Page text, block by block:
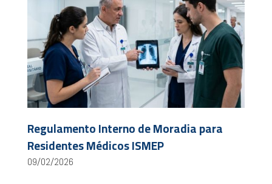
Regulamento Interno de Moradia para
Residentes Médicos ISMEP
09/02/2026